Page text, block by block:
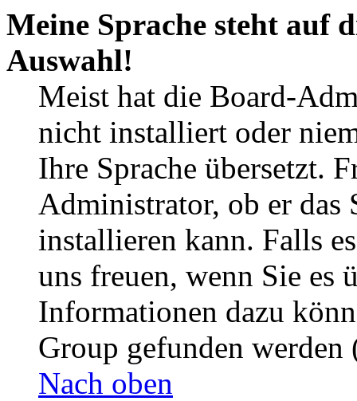
Meine Sprache steht auf
Auswahl!
Meist hat die Board-
nicht installiert oder
Ihre Sprache übersetzt.
Administrator, ob er das
installieren kann. Falls
uns freuen, wenn Sie es
Informationen dazu
Group gefunden
Nach oben